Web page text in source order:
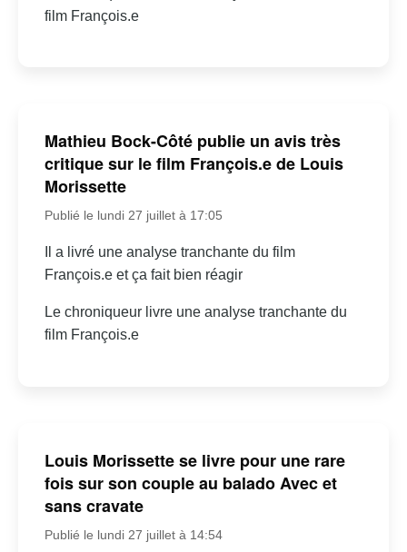
film François.e
Mathieu Bock-Côté publie un avis très
critique sur le film François.e de Louis
Morissette
Publié le lundi 27 juillet à 17:05
Il a livré une analyse tranchante du film
François.e et ça fait bien réagir
Le chroniqueur livre une analyse tranchante du
film François.e
Louis Morissette se livre pour une rare
fois sur son couple au balado Avec et
sans cravate
Publié le lundi 27 juillet à 14:54